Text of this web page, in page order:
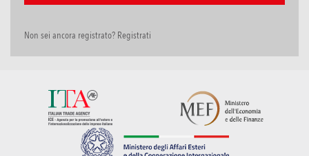
Non sei ancora registrato? Registrati